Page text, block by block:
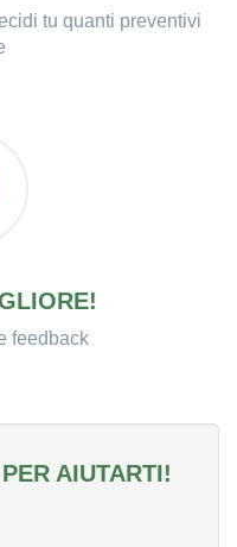
tu quanti preventivi
feedback
AIUTARTI!